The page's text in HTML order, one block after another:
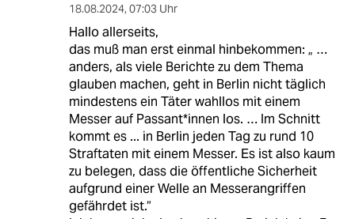
18.08.2024, 07:03 Uhr
Hallo allerseits,
das muß man erst einmal hinbekommen: „ …
anders, als viele Berichte zu dem Thema
glauben machen, geht in Berlin nicht täglich
mindestens ein Täter wahllos mit einem
Messer auf Pas­san­t*in­nen los. … Im Schnitt
kommt es ... in Berlin jeden Tag zu rund 10
Straftaten mit einem Messer. Es ist also kaum
zu belegen, dass die öffentliche Sicherheit
aufgrund einer Welle an Messerangriffen
gefährdet ist.“